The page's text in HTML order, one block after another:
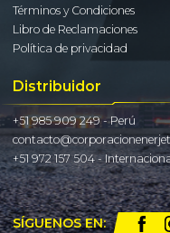
Términos y Condiciones
Libro de Reclamaciones
Política de privacidad
Distribuidor
+51 985 909 249 - Perú
+51 972 157 504 -
SÍGUENOS EN: